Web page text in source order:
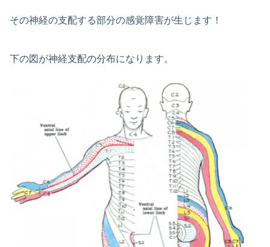
その神経の支配する部分の感覚障害が生じます！
下の図が神経支配の分布になります。